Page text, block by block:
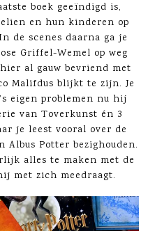
boek geeïndigd is,
en hun kinderen op
de scenes daarna ga je
Griffel-Wemel op weg
al gauw bevriend met
Malifdus blijkt te zijn. Je
eigen problemen nu hij
van Toverkunst én 3
je leest vooral over de
Albus Potter bezighouden.
alles te maken met de
met zich meedraagt.